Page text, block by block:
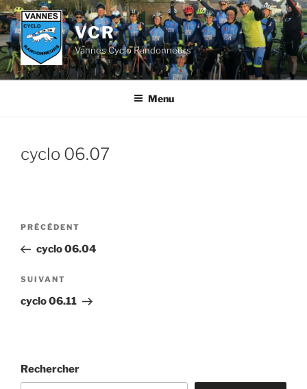
Aller
au
contenu
principal
VCR
Vannes Cyclo Randonneurs
Menu
cyclo 06.07
Navigation
l’article
Article
précédent
PRÉCÉDENT
cyclo 06.04
Article
suivant
SUIVANT
cyclo 06.11
Rechercher